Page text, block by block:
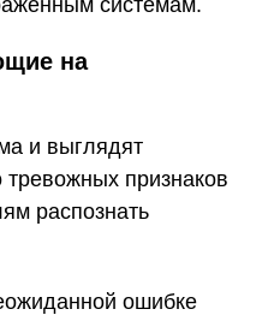
на
и выглядят
тревожных признаков
распознать
ошибке